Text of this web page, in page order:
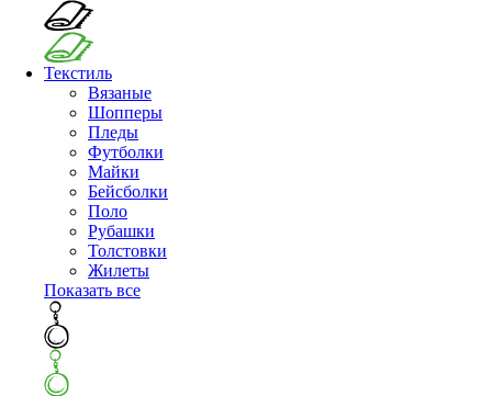
Текстиль
Вязаные
Шопперы
Пледы
Футболки
Майки
Бейсболки
Поло
Рубашки
Толстовки
Жилеты
Показать все